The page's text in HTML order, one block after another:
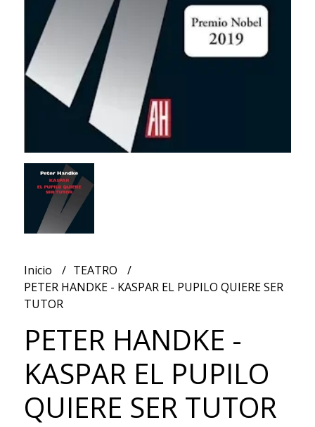
Inicio
TEATRO
PETER HANDKE - KASPAR EL PUPILO QUIERE SER
TUTOR
PETER HANDKE -
KASPAR EL PUPILO
QUIERE SER TUTOR